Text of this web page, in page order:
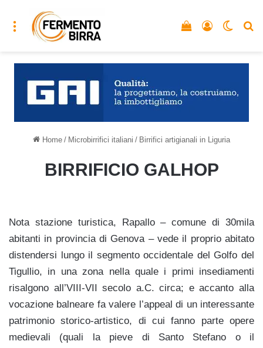
Menu Accedi
Vedi il carrello
Home / Microbirrifici italiani / Birrifici artigianali in Liguria
BIRRIFICIO GALHOP
Nota stazione turistica, Rapallo – comune di 30mila
abitanti in provincia di Genova – vede il proprio abitato
distendersi lungo il segmento occidentale del Golfo del
Tigullio, in una zona nella quale i primi insediamenti
risalgono all’VIII-VII secolo a.C. circa; e accanto alla
vocazione balneare fa valere l’appeal di un interessante
patrimonio storico-artistico, di cui fanno parte opere
medievali (quali la pieve di Santo Stefano o il